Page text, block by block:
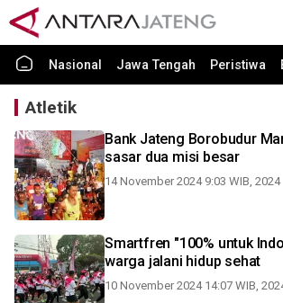
Nasional Jawa Tengah Peristiwa
Atletik
Bank Jateng Borobudur
sasar dua misi besar
14 November 2024 9:03 WIB, 2024
Smartfren "100% untuk
warga jalani hidup sehat
10 November 2024 14:07 WIB,